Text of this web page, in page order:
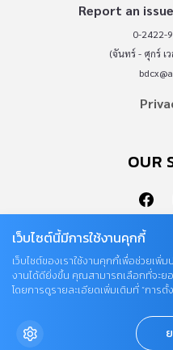
Report an
0-2422-
(จันทร์ - ศุกร์ เ
OUR
©
AME IMAGINATIVE
เว็บไซต์นี้มีการใช้งานคุกกี้
เว็บไซต์ของเราใช้งานคุกกี้เพื่อช่วยเพิ่
งานได้ดียิ่งขึ้น คุณสามารถเลือกที่จะย
โดยการดูรายละเอียดเพิ่มเติมที่ “การตั้